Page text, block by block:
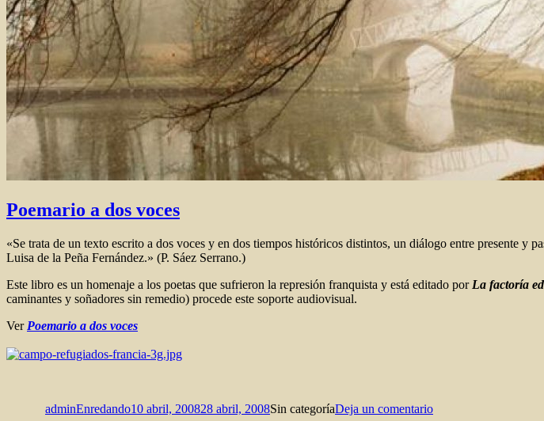
Poemario a dos voces
«Se trata de un texto escrito a dos voces y en dos tiempos históricos distintos, un diálogo entre presente y
Luisa de la Peña Fernández.» (P. Sáez Serrano.)
Este libro es un homenaje a los poetas que sufrieron la represión franquista y está editado por La factoría
caminantes y soñadores sin remedio) procede este soporte audiovisual.
Ver Poemario a dos voces
adminEnredando10 abril, 200828 abril, 2008Sin categoríaDeja un comentarioa